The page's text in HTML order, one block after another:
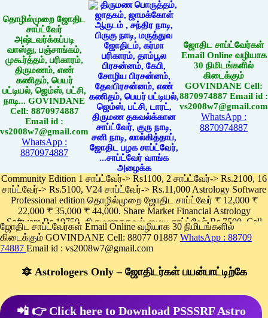
தொழில்முறை ஜோதிட
சாப்ட்வேர்
அஷ்டவர்க்கப்படி
வாஸ்து, பஞ்சாங்கம்,
முகூர்த்தம், பரிகாரம்,
திருமணம், எண்
கணிதம், பெயர்
பட்டியல், ஜெம்ஸ், பட்சி,
நாடி... GOVINDANE
Cell: 8870974887
Email id :
vs2008w7@gmail.com
WhatsApp :
8870974887
ஜோதிட சாப்ட்வேர்கள்
Email Online வழியாக
30 நிமிடங்களில்
கிடைக்கும்
GOVINDANE Cell:
8870974887 Email id :
vs2008w7@gmail.com
WhatsApp :
8870974887
Community Edition 1 சாப்ட்வேர்-> Rs1100, 2 சாப்ட்வேர்-> Rs.2100, 16
சாப்ட்வேர்-> Rs.5100, V24 சாப்ட்வேர்-> Rs.11,000 Astrology Software
Professional edition தொழில்முறை ஜோதிட சாப்ட்வேர் ₹ 12,000 ₹
22,000 ₹ 35,000 ₹ 44,000. Share Market Financial Astrology
Software Rs.19750, திருமணதகவல் மைய சாப்ட்வேர் Rs.7500, Cell
Phone App Rs. 1100
Pay online
ஜோதிட சாப்ட்வேர்கள் Email Online வழியாக 30 நிமிடங்களில்
கிடைக்கும் GOVINDANE Cell: 88077 01887 WhatsApp : 88709
74887 Email id : vs2008w7@gmail.com
🔯 Astrologers Only – ஜோதிடர்கள் பயன்பாட்டிற்கே
📲 👉 Click here to Download PSSSRF Astro